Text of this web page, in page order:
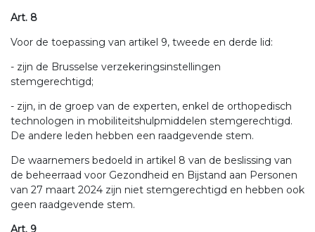
Art. 8
Voor de toepassing van artikel 9, tweede en derde lid:
- zijn de Brusselse verzekeringsinstellingen
stemgerechtigd;
- zijn, in de groep van de experten, enkel de orthopedisch
technologen in mobiliteitshulpmiddelen stemgerechtigd.
De andere leden hebben een raadgevende stem.
De waarnemers bedoeld in artikel 8 van de beslissing van
de beheerraad voor Gezondheid en Bijstand aan Personen
van 27 maart 2024 zijn niet stemgerechtigd en hebben ook
geen raadgevende stem.
Art. 9